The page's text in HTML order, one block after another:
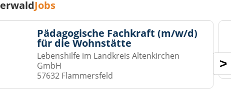
Jobs
Pädagogische Fachkraft (m/w/d)
für die Wohnstätte
Lebenshilfe im Landkreis Altenkirchen
GmbH
57632 Flammersfeld
>